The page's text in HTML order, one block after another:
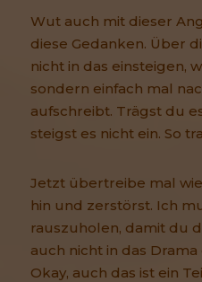
Wut auch mit dieser
diese Gedanken. Über
nicht in das einsteigen,
sondern einfach mal
aufschreibt. Trägst du
steigst es nicht ein. So
Jetzt übertreibe mal
hin und zerstörst. Ich
rauszuholen, damit du
auch nicht in das
Okay, auch das ist ein